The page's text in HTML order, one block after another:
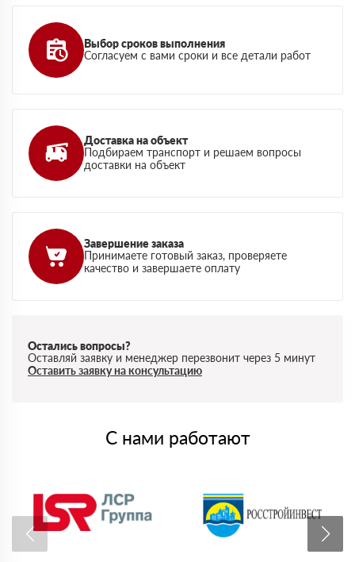
Выбор сроков выполнения
Согласуем с вами сроки и все детали работ
Доставка на объект
Подбираем транспорт и решаем вопросы
доставки на объект
Завершение заказа
Принимаете готовый заказ, проверяете
качество и завершаете оплату
Остались вопросы?
Оставляй заявку и менеджер перезвонит через 5 минут
Оставить заявку на консультацию
С нами работают